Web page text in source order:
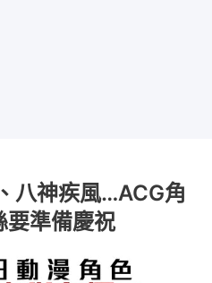
八神疾風…ACG角
要準備慶祝